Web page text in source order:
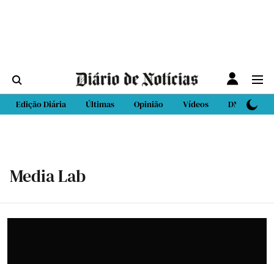
Edição Diária Últimas Opinião Vídeos DN Sport
Media Lab